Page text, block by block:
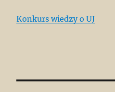
Konkurs wiedzy o UJ